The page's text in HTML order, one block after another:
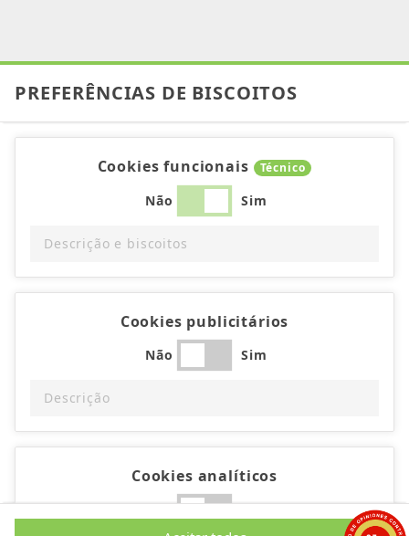
PREFERÊNCIAS DE BISCOITOS
Cookies funcionais Técnico
Não Sim
Descrição e biscoitos
Cookies publicitários
Não Sim
Descrição
Cookies analíticos
Não Sim